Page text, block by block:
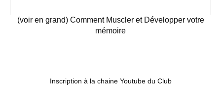
(voir en grand) Comment Muscler et Développer votre
mémoire
Inscription à la chaine Youtube du Club